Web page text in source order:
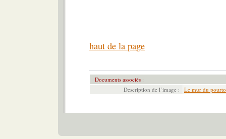
haut de la page
Documents associés :
Description de l’image :
Le mur du